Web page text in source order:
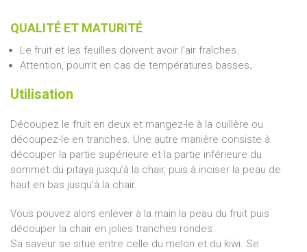
QUALITÉ ET MATURITÉ
Le fruit et les feuilles doivent avoir l’air fraîches.
Attention, pourrit en cas de températures basses.
Utilisation
Découpez le fruit en deux et mangez-le à la cuillère ou
découpez-le en tranches. Une autre manière consiste à
découper la partie supérieure et la partie inférieure du
sommet du pitaya jusqu’à la chair, puis à inciser la peau de
haut en bas jusqu’à la chair.
Vous pouvez alors enlever à la main la peau du fruit puis
découper la chair en jolies tranches rondes.
Sa saveur se situe entre celle du melon et du kiwi. Se